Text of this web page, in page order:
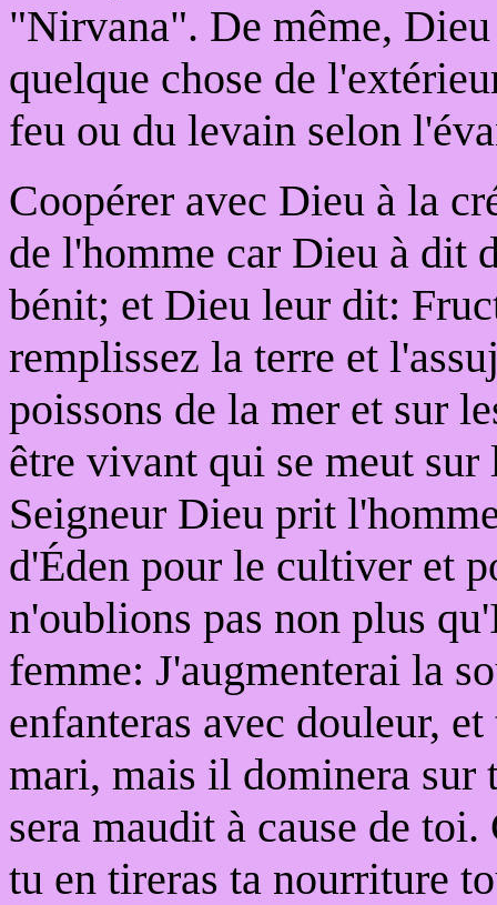
"Nirvana". De même,
quelque chose de
feu ou du levain selon
Coopérer avec Dieu à la
de l'homme car Dieu à dit
bénit; et Dieu leur dit:
remplissez la terre et
poissons de la mer et sur
être vivant qui se meut
Seigneur Dieu prit
d'Éden pour le cultiver et
n'oublions pas non plus
femme: J'augmenterai la
enfanteras avec douleur,
mari, mais il dominera
sera maudit à cause de
tu en tireras ta nourriture